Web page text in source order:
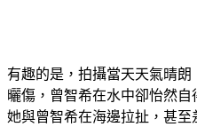
有趣的是，拍攝當天天氣晴
曬傷，曾智希在水中卻怡然
她與曾智希在海邊拉扯，甚